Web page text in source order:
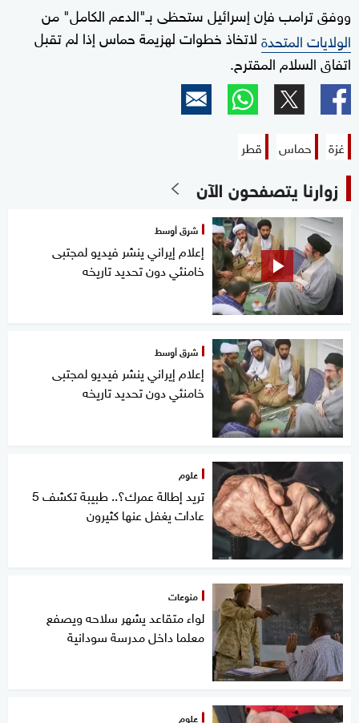
ووفق ترامب فإن إسرائيل ستحظى بـ"الدعم الكامل" من
الولايات المتحدةلاتخاذ خطوات لهزيمة حماس إذا لم تقبل
اتفاق السلام المقترح.
غزة حماس قطر
زوارنا يتصفحون الآن
شرق أوسط
إعلام إيراني ينشر فيديو لمجتبى
خامنئي دون تحديد تاريخه
شرق أوسط
إعلام إيراني ينشر فيديو لمجتبى
خامنئي دون تحديد تاريخه
علوم
تريد إطالة عمرك؟.. طبيبة تكشف 5
عادات يغفل عنها كثيرون
منوعات
لواء متقاعد يشهر سلاحه ويصفع
معلما داخل مدرسة سودانية
علوم